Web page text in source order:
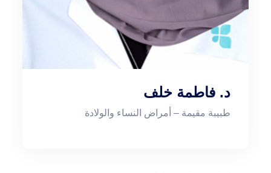
د. فاطمة خلف
طبيبة مقيمة – أمراض النساء والولادة